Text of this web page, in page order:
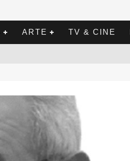
ARTE TV & CINE